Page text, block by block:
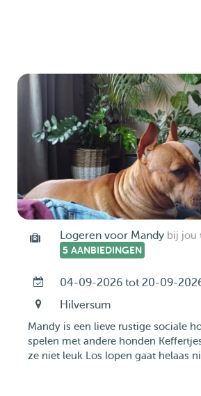
Logeren voor Mandy bij jou
5 AANBIEDINGEN
04-09-2026 tot 20-09-
Hilversum
Mandy is een lieve rustige sociale
spelen met andere honden
ze niet leuk Los lopen gaat helaas